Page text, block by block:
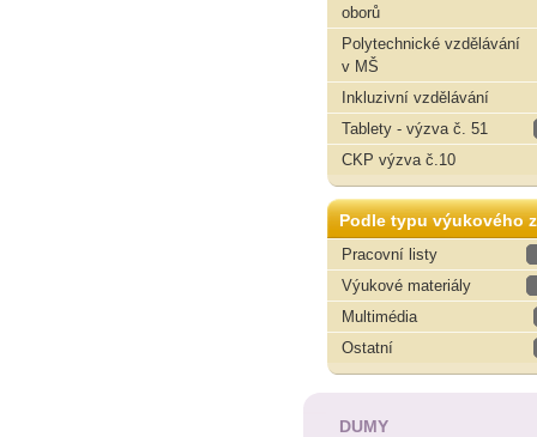
oborů
Polytechnické vzdělávání
v MŠ
Inkluzivní vzdělávání
Tablety - výzva č. 51
CKP výzva č.10
Podle typu výukového
Pracovní listy
Výukové materiály
Multimédia
Ostatní
DUMY